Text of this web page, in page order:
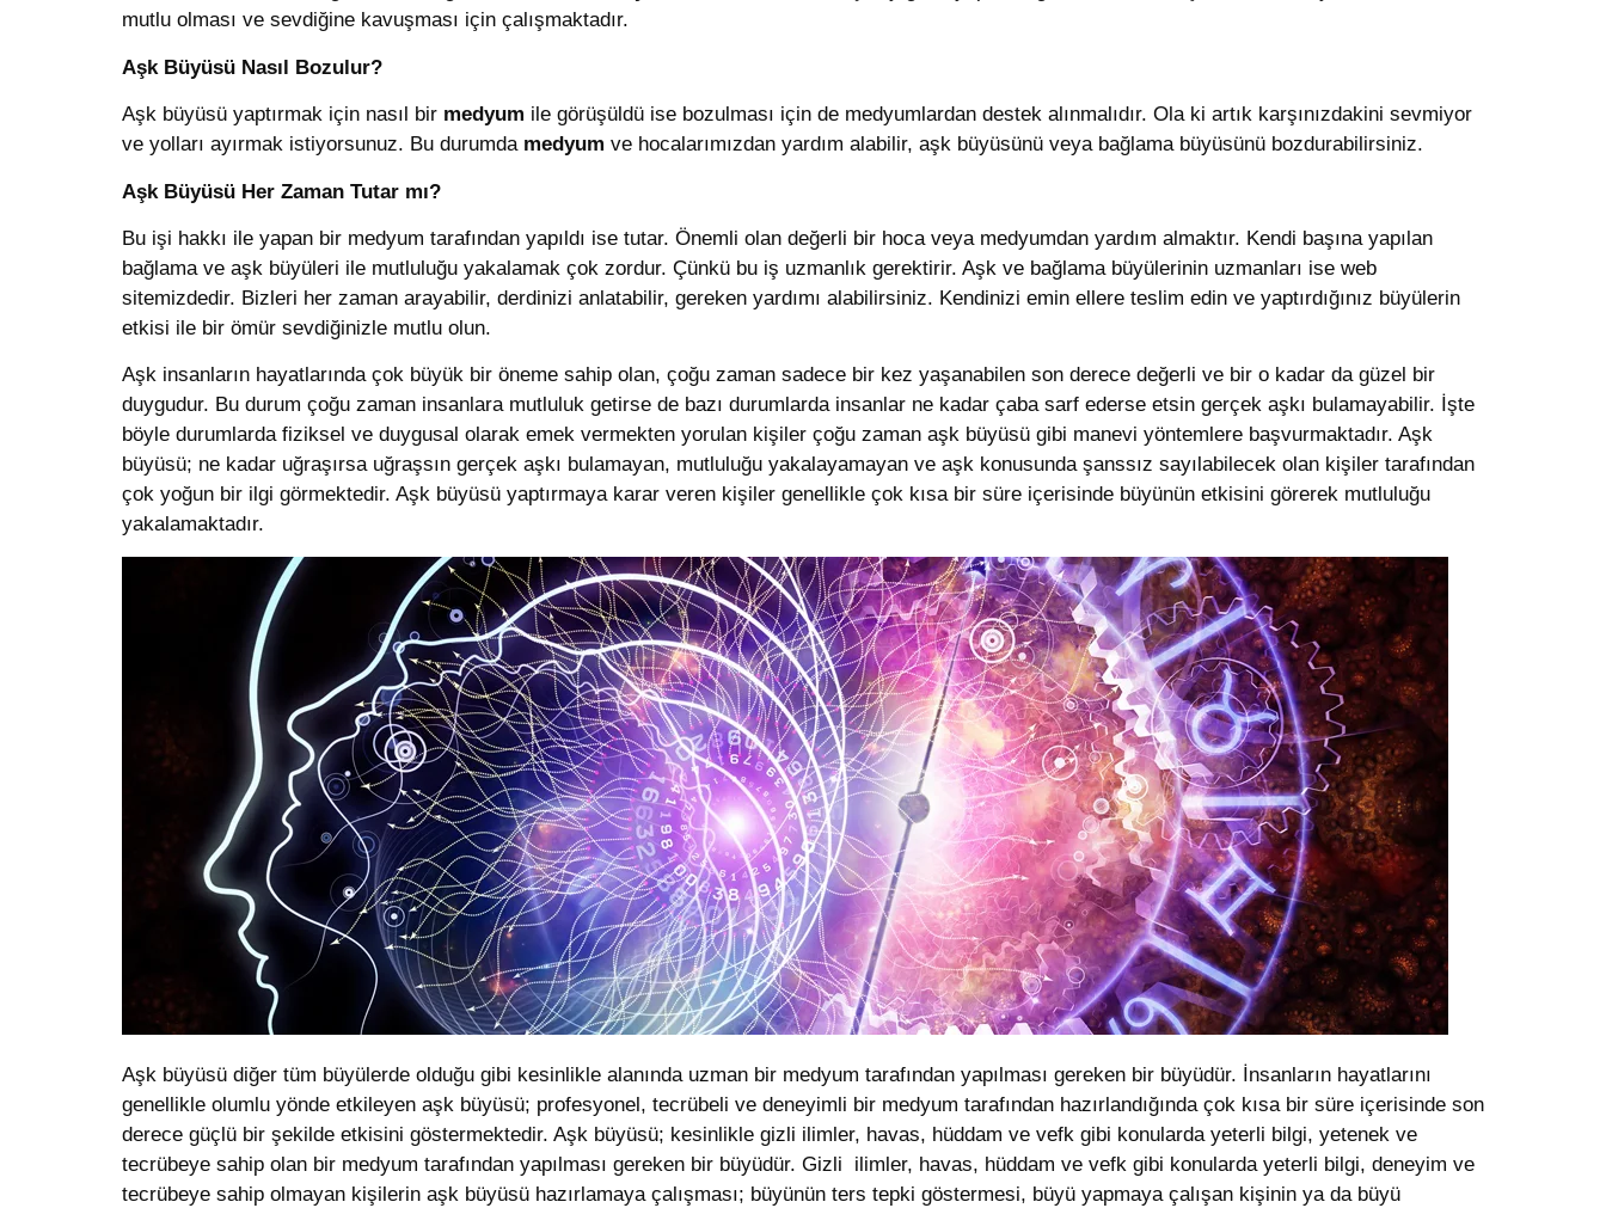
mutlu olması ve sevdiğine kavuşması için çalışmaktadır.
Aşk Büyüsü Nasıl Bozulur?
Aşk büyüsü yaptırmak için nasıl bir medyum ile görüşüldü ise bozulması için de medyumlardan destek alınmalıdır. Ola ki artık karşınızdakini sevmiyor
ve yolları ayırmak istiyorsunuz. Bu durumda medyum ve hocalarımızdan yardım alabilir, aşk büyüsünü veya bağlama büyüsünü bozdurabilirsiniz.
Aşk Büyüsü Her Zaman Tutar mı?
Bu işi hakkı ile yapan bir medyum tarafından yapıldı ise tutar. Önemli olan değerli bir hoca veya medyumdan yardım almaktır. Kendi başına yapılan
bağlama ve aşk büyüleri ile mutluluğu yakalamak çok zordur. Çünkü bu iş uzmanlık gerektirir. Aşk ve bağlama büyülerinin uzmanları ise web
sitemizdedir. Bizleri her zaman arayabilir, derdinizi anlatabilir, gereken yardımı alabilirsiniz. Kendinizi emin ellere teslim edin ve yaptırdığınız büyülerin
etkisi ile bir ömür sevdiğinizle mutlu olun.
Aşk insanların hayatlarında çok büyük bir öneme sahip olan, çoğu zaman sadece bir kez yaşanabilen son derece değerli ve bir o kadar da güzel bir
duygudur. Bu durum çoğu zaman insanlara mutluluk getirse de bazı durumlarda insanlar ne kadar çaba sarf ederse etsin gerçek aşkı bulamayabilir. İşte
böyle durumlarda fiziksel ve duygusal olarak emek vermekten yorulan kişiler çoğu zaman aşk büyüsü gibi manevi yöntemlere başvurmaktadır. Aşk
büyüsü; ne kadar uğraşırsa uğraşsın gerçek aşkı bulamayan, mutluluğu yakalayamayan ve aşk konusunda şanssız sayılabilecek olan kişiler tarafından
çok yoğun bir ilgi görmektedir. Aşk büyüsü yaptırmaya karar veren kişiler genellikle çok kısa bir süre içerisinde büyünün etkisini görerek mutluluğu
yakalamaktadır.
Aşk büyüsü diğer tüm büyülerde olduğu gibi kesinlikle alanında uzman bir medyum tarafından yapılması gereken bir büyüdür. İnsanların hayatlarını
genellikle olumlu yönde etkileyen aşk büyüsü; profesyonel, tecrübeli ve deneyimli bir medyum tarafından hazırlandığında çok kısa bir süre içerisinde son
derece güçlü bir şekilde etkisini göstermektedir. Aşk büyüsü; kesinlikle gizli ilimler, havas, hüddam ve vefk gibi konularda yeterli bilgi, yetenek ve
tecrübeye sahip olan bir medyum tarafından yapılması gereken bir büyüdür. Gizli ilimler, havas, hüddam ve vefk gibi konularda yeterli bilgi, deneyim ve
tecrübeye sahip olmayan kişilerin aşk büyüsü hazırlamaya çalışması; büyünün ters tepki göstermesi, büyü yapmaya çalışan kişinin ya da büyü